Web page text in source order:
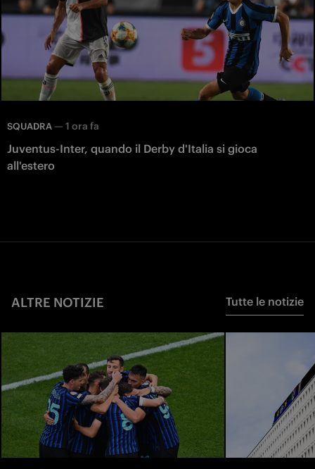
SQUADRA — 1 ora fa
Juventus-Inter, quando il Derby d'Italia si gioca
all'estero
ALTRE NOTIZIE Tutte le notizie